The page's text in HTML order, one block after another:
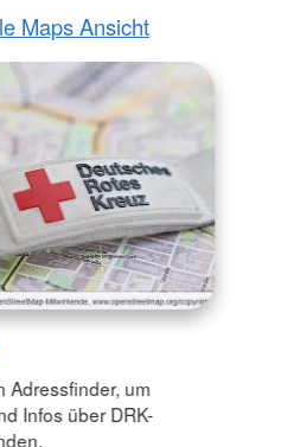
Maps Ansicht
Adressfinder, um
Infos über DRK-